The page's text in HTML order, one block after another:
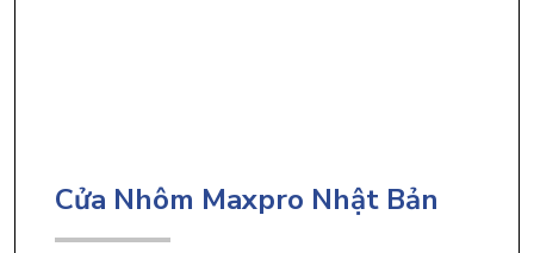
Cửa Nhôm Maxpro Nhật Bản